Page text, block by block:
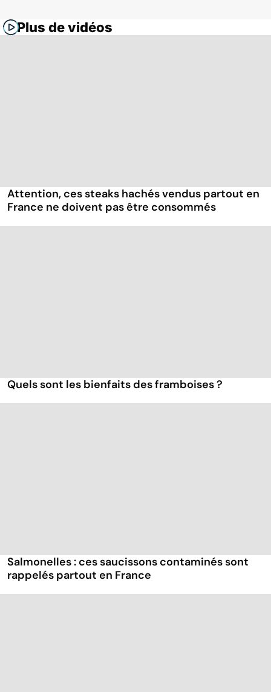
Plus de vidéos
Attention, ces steaks hachés vendus partout en
France ne doivent pas être consommés
Quels sont les bienfaits des framboises ?
Salmonelles : ces saucissons contaminés sont
rappelés partout en France